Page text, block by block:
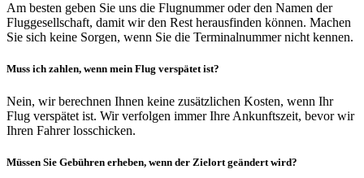
Am besten geben Sie uns die Flugnummer oder den Namen der
Fluggesellschaft, damit wir den Rest herausfinden können. Machen
Sie sich keine Sorgen, wenn Sie die Terminalnummer nicht kennen.
Muss ich zahlen, wenn mein Flug verspätet ist?
Nein, wir berechnen Ihnen keine zusätzlichen Kosten, wenn Ihr
Flug verspätet ist. Wir verfolgen immer Ihre Ankunftszeit, bevor wir
Ihren Fahrer losschicken.
Müssen Sie Gebühren erheben, wenn der Zielort geändert wird?